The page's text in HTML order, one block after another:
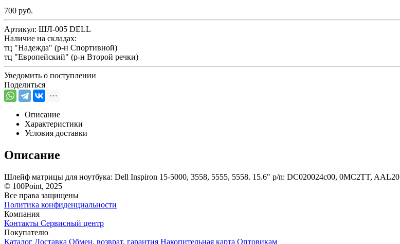
700 руб.
Артикул: ШЛ-005 DELL
Наличие на складах:
тц "Надежда" (р-н Спортивной)
тц "Европейский" (р-н Второй речки)
Уведомить о поступлении
Поделиться
Описание
Характеристики
Условия доставки
Описание
Шлейф матрицы для ноутбука: Dell Inspiron 15-5000, 3558, 5555, 5558. 15.6" p/n: DC020024c00, 0MC2TT, AAL20
© 100Point, 2025
Все права защищены
Политика конфиденциальности
Компания
Контакты Сервисный центр
Покупателю
Каталог Доставка Обмен, возврат, гарантия Накопительная карта Оптовикам